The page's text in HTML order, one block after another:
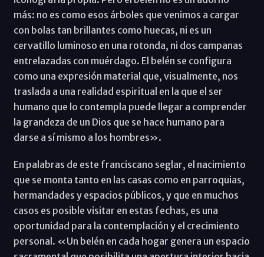
más: no es como esos árboles que venimos a cargar
con bolas tan brillantes como huecas, ni es un
cervatillo luminoso en una rotonda, ni dos campanas
entrelazadas con muérdago. El belén se configura
como una expresión material que, visualmente, nos
traslada a una realidad espiritual en la que el ser
humano que lo contempla puede llegar a comprender
la grandeza de un Dios que se hace humano para
darse a sí mismo a los hombres».
En palabras de este franciscano seglar, el nacimiento
que se monta tanto en las casas como en parroquias,
hermandades y espacios públicos, y que en muchos
casos es posible visitar en estas fechas, es una
oportunidad para la contemplación y el crecimiento
personal. «Un belén en cada hogar genera un espacio